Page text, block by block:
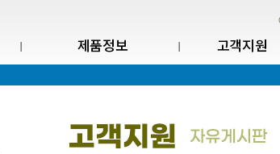
제품정보 고객지원